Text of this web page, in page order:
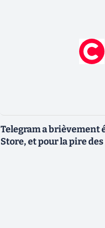
Telegram a brièvement
Store, et pour la pire